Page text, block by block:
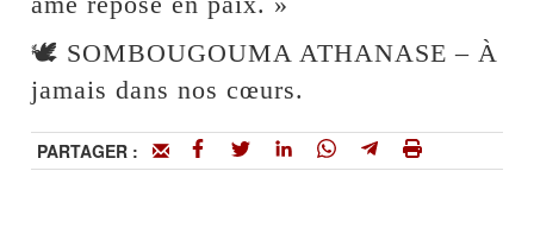
🕊️ SOMBOUGOUMA ATHANASE – À
jamais dans nos cœurs.
PARTAGER :